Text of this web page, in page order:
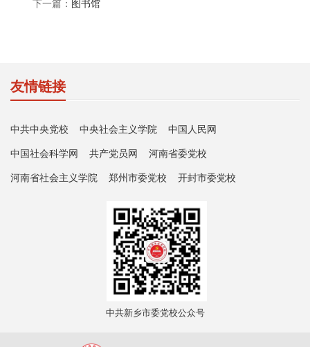
下一篇： 图书馆
友情链接
中共中央党校 中央社会主义学院 中国人民网
中国社会科学网 共产党员网 河南省委党校
河南省社会主义学院 郑州市委党校 开封市委党校
中共新乡市委党校公众号